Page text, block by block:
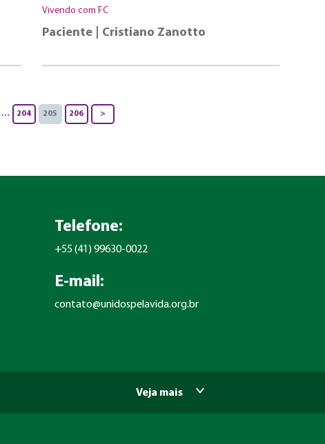
Vivendo com FC
Paciente | Cristiano Zanotto
… 204 205 206 >
Telefone:
+55 (41) 99630-0022
E-mail:
contato@unidospelavida.org.br
Veja mais